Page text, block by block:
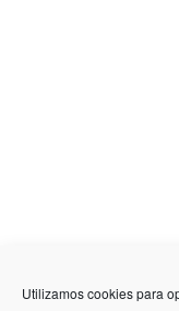
Utilizamos cookies para